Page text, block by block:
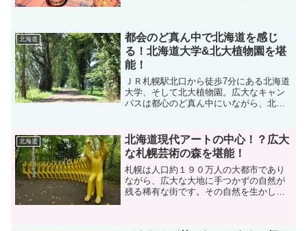
はそんな余市の（...
北海道
都会のど真ん中で北海道を感じ
る！北海道大学&北大植物園を堪
能！
ＪＲ札幌駅北口から徒歩7分にある北海道
大学、そして北大植物園。広大なキャン
パスは都心のど真ん中にいながら、北海
札幌駅近くながら昔ながらの原生林に囲
まれ、森林浴に最適！ツ...
北海道
北海道現代アートの中心！？広大
な札幌芸術の森を堪能！
札幌は人口約１９０万人の大都市であり
ながら、広大な大地に手つかずの自然が
残る稀有な街です。その自然を生かし